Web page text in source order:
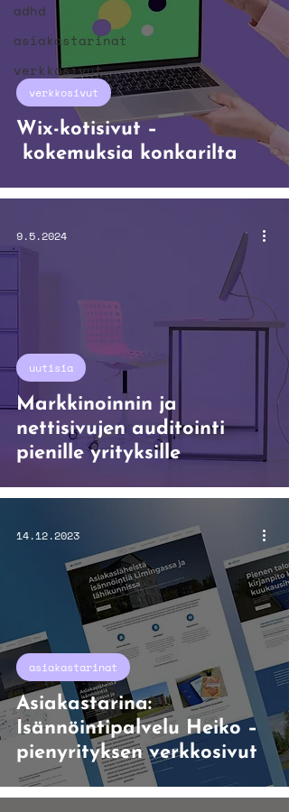
adhd
asiakastarinat
verkkosivut
Wix-kotisivut –
kokemuksia konkarilta
verkkosivut
Markkinoinnin ja
nettisivujen auditointi
pienille yrityksille
uutisia
9.5.2024
Asiakastarina:
Isännöintipalvelu Heiko –
pienyrityksen verkkosivut
asiakastarinat
14.12.2023